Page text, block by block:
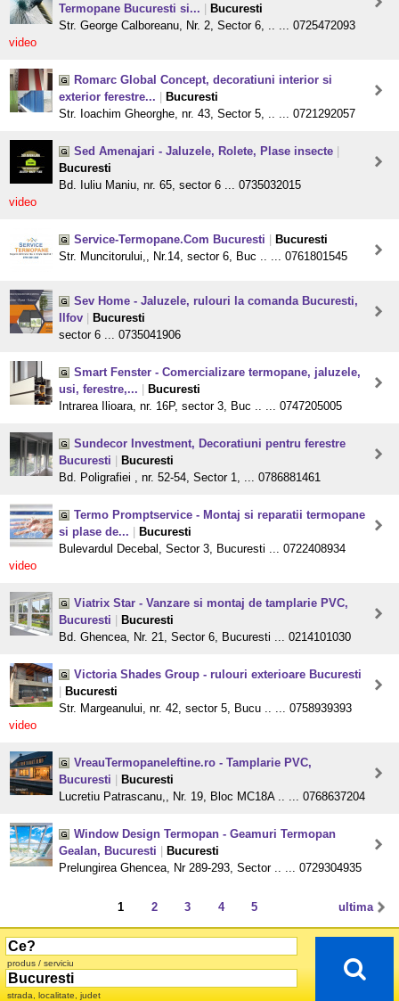
Termopane Bucuresti si...
Bucuresti
Str. George Calboreanu, Nr. 2, Sector 6, .. ... 0725472093
video
Romarc Global Concept, decoratiuni interior si
exterior ferestre...
Bucuresti
Str. Ioachim Gheorghe, nr. 43, Sector 5, .. ... 0721292057
Sed Amenajari - Jaluzele, Rolete, Plase insecte
Bucuresti
Bd. Iuliu Maniu, nr. 65, sector 6 ... 0735032015
video
Service-Termopane.Com Bucuresti
Bucuresti
Str. Muncitorului,, Nr.14, sector 6, Buc .. ... 0761801545
Sev Home - Jaluzele, rulouri la comanda Bucuresti,
Ilfov
Bucuresti
sector 6 ... 0735041906
Smart Fenster - Comercializare termopane, jaluzele,
usi, ferestre,...
Bucuresti
Intrarea Ilioara, nr. 16P, sector 3, Buc .. ... 0747205005
Sundecor Investment, Decoratiuni pentru ferestre
Bucuresti
Bucuresti
Bd. Poligrafiei , nr. 52-54, Sector 1, ... 0786881461
Termo Promptservice - Montaj si reparatii termopane
si plase de...
Bucuresti
Bulevardul Decebal, Sector 3, Bucuresti ... 0722408934
video
Viatrix Star - Vanzare si montaj de tamplarie PVC,
Bucuresti
Bucuresti
Bd. Ghencea, Nr. 21, Sector 6, Bucuresti ... 0214101030
Victoria Shades Group - rulouri exterioare Bucuresti
Bucuresti
Str. Margeanului, nr. 42, sector 5, Bucu .. ... 0758939393
video
VreauTermopaneIeftine.ro - Tamplarie PVC,
Bucuresti
Bucuresti
Lucretiu Patrascanu,, Nr. 19, Bloc MC18A .. ... 0768637204
Window Design Termopan - Geamuri Termopan
Gealan, Bucuresti
Bucuresti
Prelungirea Ghencea, Nr 289-293, Sector .. ... 0729304935
ultima
1 2 3 4 5
produs / serviciu
strada, localitate, judet